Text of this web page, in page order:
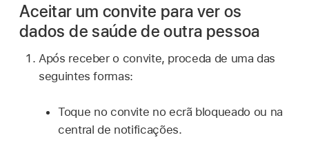
Aceitar um convite para ver os
dados de saúde de outra pessoa
Após receber o convite, proceda de uma das
seguintes formas:
Toque no convite no ecrã bloqueado ou na
central de notificações.